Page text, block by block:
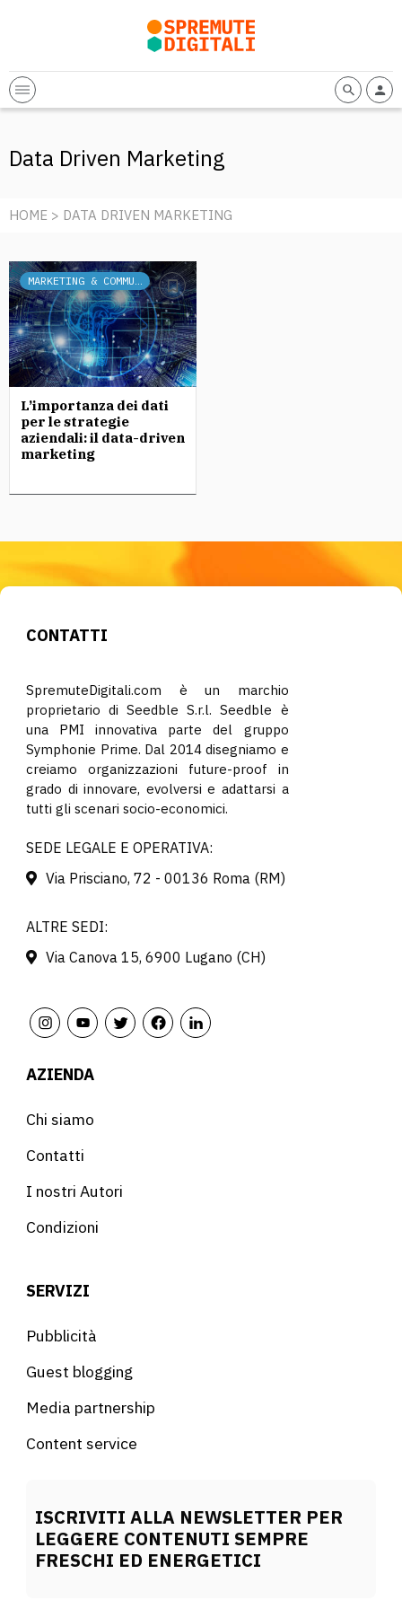
Data Driven Marketing
HOME > DATA DRIVEN MARKETING
MARKETING & COMMUNICATION
L’importanza dei dati
per le strategie
aziendali: il data-driven
marketing
CONTATTI
SpremuteDigitali.com è un marchio
proprietario di Seedble S.r.l. Seedble è
una PMI innovativa parte del gruppo
Symphonie Prime. Dal 2014 disegniamo e
creiamo organizzazioni future-proof in
grado di innovare, evolversi e adattarsi a
tutti gli scenari socio-economici.
SEDE LEGALE E OPERATIVA:
Via Prisciano, 72 - 00136 Roma (RM)
ALTRE SEDI:
Via Canova 15, 6900 Lugano (CH)
AZIENDA
Chi siamo
Contatti
I nostri Autori
Condizioni
SERVIZI
Pubblicità
Guest blogging
Media partnership
Content service
ISCRIVITI ALLA NEWSLETTER PER
LEGGERE CONTENUTI SEMPRE
FRESCHI ED ENERGETICI